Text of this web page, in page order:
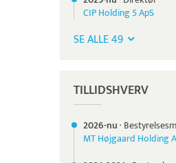
CIP Holding 5 ApS
SE ALLE 49
TILLIDSHVERV
2026-nu·
MT Højgaard Holding